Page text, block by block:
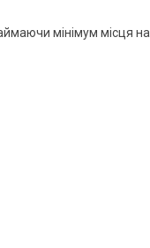
мінімум місця на